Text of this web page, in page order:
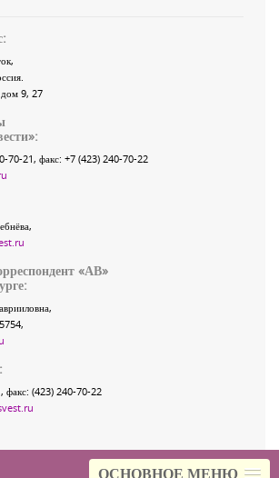
ОСНОВНОЕ МЕНЮ
,
9, 27
»:
70-21, факс: +7 (423) 240-70-22
«АВ»
факс: (423) 240-70-22